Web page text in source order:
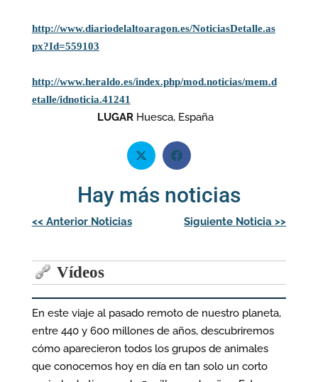
http://www.diariodelaltoaragon.es/NoticiasDetalle.as
px?Id=559103
http://www.heraldo.es/index.php/mod.noticias/mem.d
etalle/idnoticia.41241
LUGARHuesca, España
Hay más noticias
Navegación
de
<< Anterior Noticias Siguiente Noticia >>
Vídeos
En este viaje al pasado remoto de nuestro planeta,
entre 440 y 600 millones de años, descubriremos
cómo aparecieron todos los grupos de animales
que conocemos hoy en día en tan solo un corto